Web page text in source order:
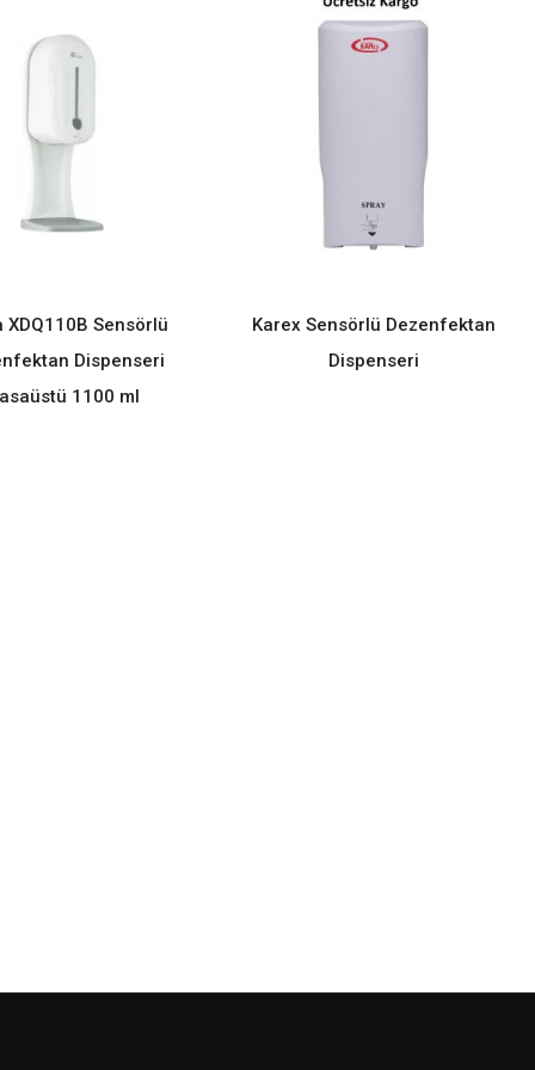
READ MORE
XDQ110B Sensörlü
Dispenseri
1100 ml
READ MORE
Karex Sensörlü Dezenfektan
Dispenseri